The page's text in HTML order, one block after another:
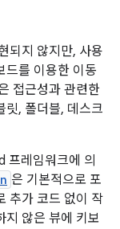
되지 않지만, 사용
드를 이용한 이동
접근성과 관련한
릿, 폴더블, 데스크
프레임워크에 의
은 기본적으로 포
추가 코드 없이 작
지 않은 뷰에 키보